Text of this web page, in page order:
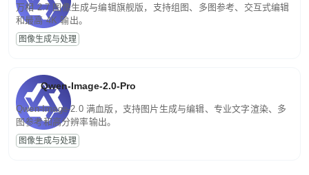
万相 2.7 图像生成与编辑旗舰版，支持组图、多图参考、交互式编辑
和最高 4K 输出。
图像生成与处理
Qwen-Image-2.0-Pro
Qwen-Image-2.0 满血版，支持图片生成与编辑、专业文字渲染、多
图参考和高分辨率输出。
图像生成与处理